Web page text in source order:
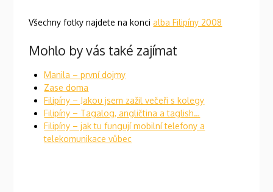
Všechny fotky najdete na koncialba Filipíny 2008
Mohlo by vás také zajímat
Manila – první dojmy
Zase doma
Filipíny – Jakou jsem zažil večeři s kolegy
Filipíny – Tagalog, angličtina a taglish…
Filipíny – jak tu fungují mobilní telefony a
telekomunikace vůbec